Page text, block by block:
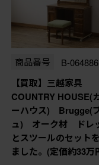
商品番号 B-064886
【買取】三越家具
COUNTRY HOUSE(
ーハウス) Brugge(
ュ) オーク材 ドレ
とスツールのセット
ました。(定価約33万